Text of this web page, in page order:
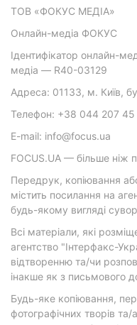
ТОВ «ФОКУС МЕДІА»
Онлайн-медіа ФОКУС
Ідентифікатор онлайн-
медіа — R40-03129
Адреса: 01133, м. Київ,
Телефон: +38 044 207 45
E-mail: info@focus.ua
FOCUS.UA — більше ніж
Передрук, копіювання
містить посилання на
будь-якому вигляді
Всі матеріали, які
агентство "Інтерфакс-
відтворенню та/чи
інакше як з письмового
Будь-яке копіювання,
фотографічних творів та/